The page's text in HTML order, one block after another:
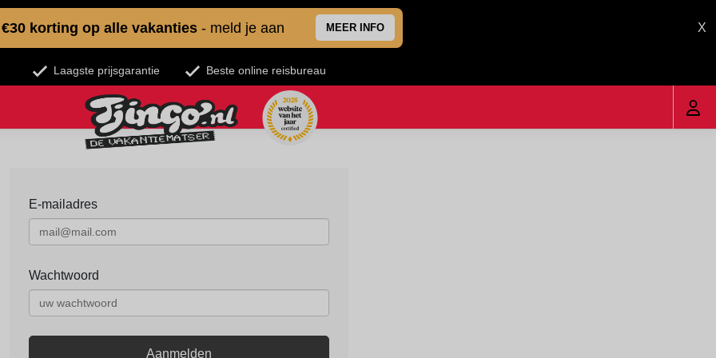
€30 korting op alle vakanties - meld je aan MEER INFO X
Laagste prijsgarantie Beste online reisbureau
E-mailadres
Wachtwoord
Aanmelden